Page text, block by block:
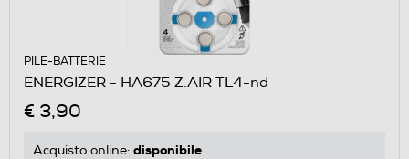
PILE-BATTERIE
ENERGIZER - HA675 Z.AIR TL4-nd
€ 3,90
Acquisto online: disponibile